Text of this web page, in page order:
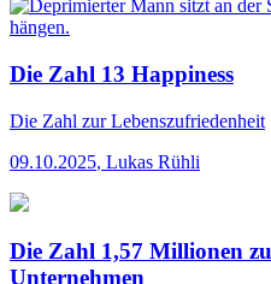
Die Zahl 13 Happiness
Die Zahl zur Lebenszufriedenheit
09.10.2025, Lukas Rühli
Die Zahl 1,57 Millionen
Unternehmen